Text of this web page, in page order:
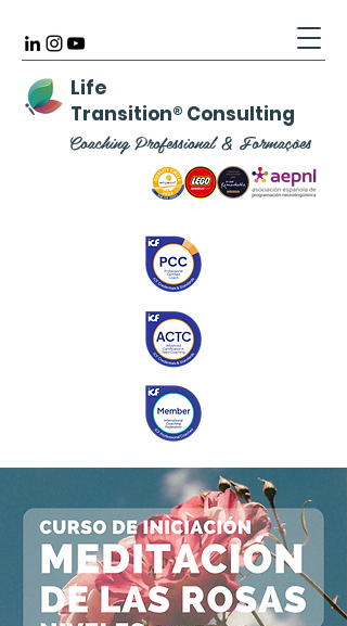
Life
Transition® Consulting
Coaching Professional & Formações